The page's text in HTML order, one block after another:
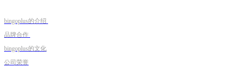
bingoplus的介绍
品牌合作
bingoplus的文化
公司荣誉